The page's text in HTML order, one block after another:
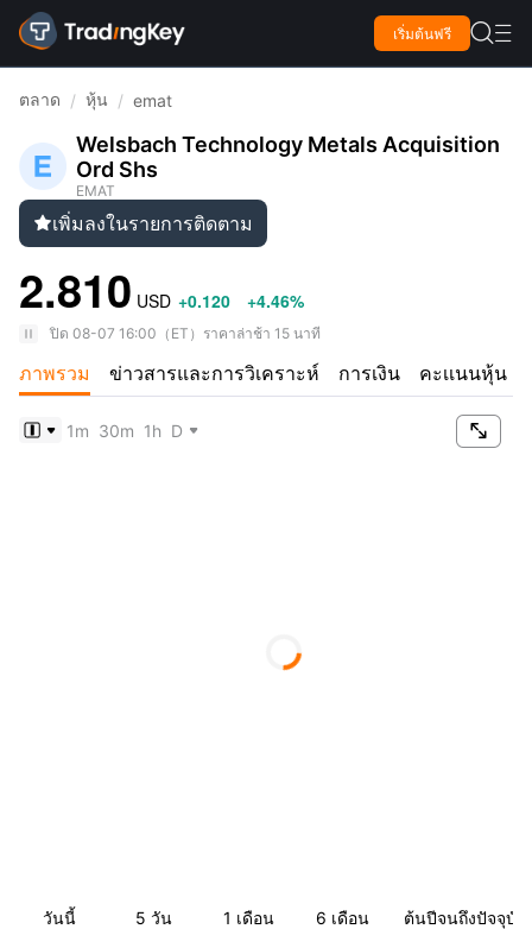
เริ่มต้นฟรี  
ตลาด / หุ้น / emat
Welsbach Technology Metals Acquisition
Ord Shs
EMAT
เพิ่มลงในรายการติดตาม
2.810 USD +0.120 +4.46%
ปิด 08-07 16:00 （ ET ） ราคาล่าช้า 15 นาที
ภาพรวม ข่าวสารและการวิเคราะห์ การเงิน คะเเนนหุ้น

1m 30m 1h D
วันนี้
5 วัน
1 เดือน
6 เดือน
ต้นปีจนถึงปัจจุบัน